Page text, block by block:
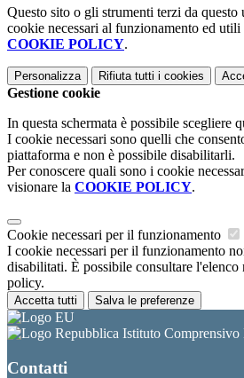
Questo sito o gli strumenti terzi da
cookie necessari al funzionamento ed
COOKIE POLICY.
Personalizza Rifiuta tutti i cookies
Gestione cookie
In questa schermata è possibile scegliere
I cookie necessari sono quelli che
piattaforma e non è possibile disabilitarli.
Per conoscere quali sono i cookie
visionare la COOKIE POLICY.
Cookie necessari per il funzionamento
I cookie necessari per il funzionamento
disabilitati. È possibile consultare
policy.
Accetta tutti Salva le preferenze
Istituto Comprensivo
Contatti